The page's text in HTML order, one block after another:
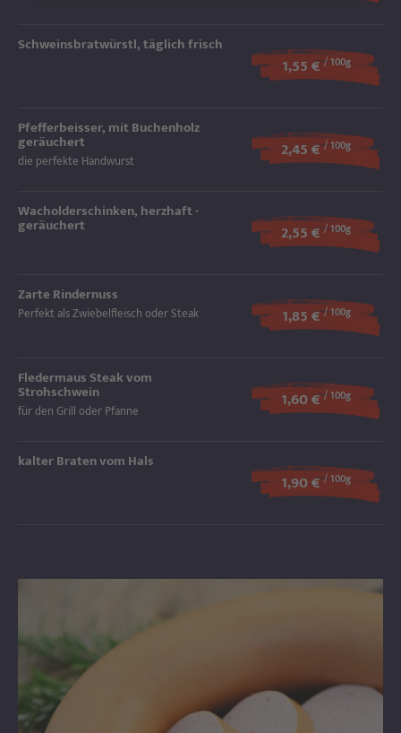
Schweinsbratwürstl, täglich frisch
1,55 €/ 100g
Pfefferbeisser, mit Buchenholz
geräuchert
die perfekte Handwurst 2,45 €/ 100g
Wacholderschinken, herzhaft -
geräuchert 2,55 €/ 100g
Zarte Rindernuss
Perfekt als Zwiebelfleisch oder Steak 1,85 €/ 100g
Fledermaus Steak vom
Strohschwein
für den Grill oder Pfanne 1,60 €/ 100g
kalter Braten vom Hals
1,90 €/ 100g